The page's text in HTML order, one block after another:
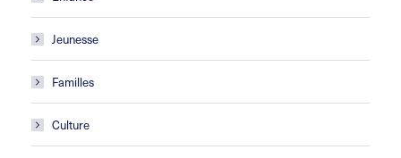
Jeunesse
Familles
Culture